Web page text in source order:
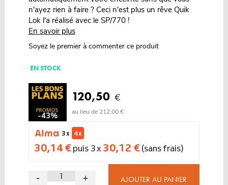
n'ayez rien à faire ? Ceci n'est plus un rêve Quik
Lok l'a réalisé avec le SP/770 !
En savoir plus
Soyez le premier à commenter ce produit
EN STOCK
-43%
120,50 €
au lieu de 212,00 €
3 x 4 x
30,14 €puis 3 x30,12 €(sans frais)
- + AJOUTER AU PANIER